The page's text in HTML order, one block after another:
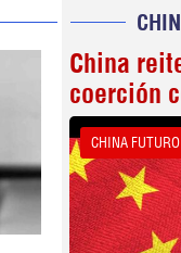
China
coerción
CHINA